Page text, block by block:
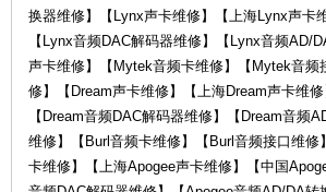
换器维修】【Lynx声卡维修】【上海Lynx声卡
【Lynx音频DAC解码器维修】【Lynx音频
声卡维修】【Mytek音频卡维修】【Mytek音
修】【Dream声卡维修】【上海Dream声卡维
【Dream音频DAC解码器维修】【Dream音
维修】【Burl音频卡维修】【Burl音频接口维
卡维修】【上海Apogee声卡维修】【中国